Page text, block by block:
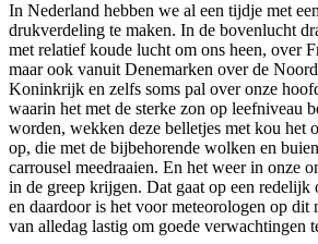
In Nederland hebben we al een tijdje met
drukverdeling te maken. In de bovenlucht
met relatief koude lucht om ons heen, over
maar ook vanuit Denemarken over de
Koninkrijk en zelfs soms pal over onze
waarin het met de sterke zon op leefniveau
worden, wekken deze belletjes met kou het
op, die met de bijbehorende wolken en
carrousel meedraaien. En het weer in onze
in de greep krijgen. Dat gaat op een redelijk
en daardoor is het voor meteorologen op
van alledag lastig om goede verwachtingen